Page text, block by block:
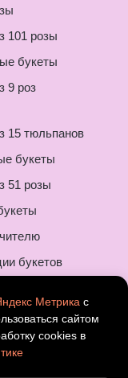
101 розы
букеты
9 роз
15 тюльпанов
букеты
51 розы
букетов
букеты
8 марта
Метрика с
сайтом
cookies в